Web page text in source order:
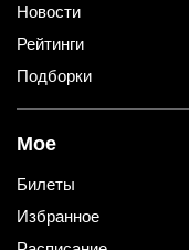
Новости
Рейтинги
Подборки
Мое
Билеты
Избранное